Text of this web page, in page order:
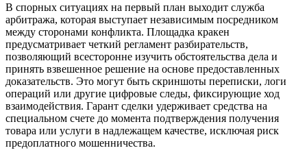
В спорных ситуациях на первый план выходит служба
арбитража, которая выступает независимым посредником
между сторонами конфликта. Площадка кракен
предусматривает четкий регламент разбирательств,
позволяющий всесторонне изучить обстоятельства дела и
принять взвешенное решение на основе предоставленных
доказательств. Это могут быть скриншоты переписки, логи
операций или другие цифровые следы, фиксирующие ход
взаимодействия. Гарант сделки удерживает средства на
специальном счете до момента подтверждения получения
товара или услуги в надлежащем качестве, исключая риск
предоплатного мошенничества.